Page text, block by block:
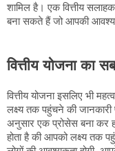
शामिल है। एक वित्तीय
बना सकते हैं जो आपकी
वित्तीय योजना का
वित्तीय योजना इसलिए भी
लक्ष्य तक पहुंचने की
अनुसार एक प्रोसेस बना कर
होता है की आपको लक्ष्य तक